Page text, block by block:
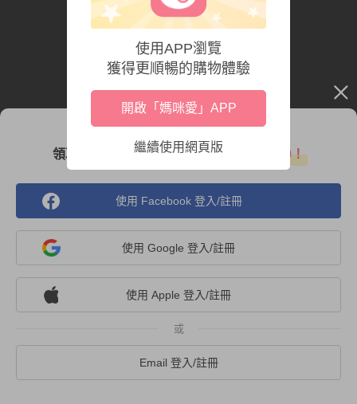
領取媽咪愛新人禮包，首購免運再送 $300！
使用 Facebook 登入/註冊
使用 Google 登入/註冊
使用 Apple 登入/註冊
Email 登入/註冊
使用APP瀏覽
獲得更順暢的購物體驗
開啟「媽咪愛」APP
繼續使用網頁版